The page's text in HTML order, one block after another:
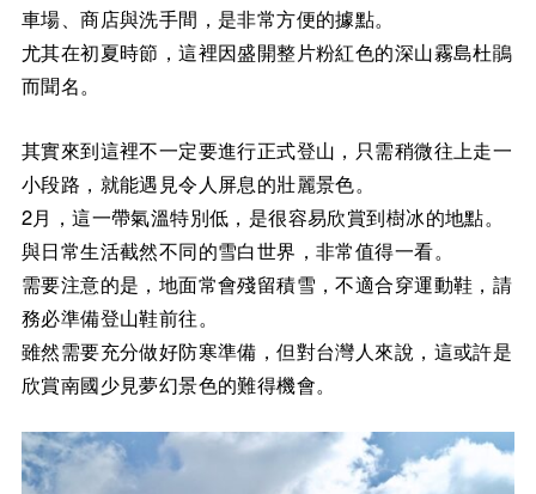
車場、商店與洗手間，是非常方便的據點。
尤其在初夏時節，這裡因盛開整片粉紅色的深山霧島杜鵑
而聞名。
其實來到這裡不一定要進行正式登山，只需稍微往上走一
小段路，就能遇見令人屏息的壯麗景色。
2月，這一帶氣溫特別低，是很容易欣賞到樹冰的地點。
與日常生活截然不同的雪白世界，非常值得一看。
需要注意的是，地面常會殘留積雪，不適合穿運動鞋，請
務必準備登山鞋前往。
雖然需要充分做好防寒準備，但對台灣人來說，這或許是
欣賞南國少見夢幻景色的難得機會。